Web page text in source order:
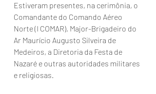
Estiveram presentes, na cerimônia, o
Comandante do Comando Aéreo
Norte (I COMAR), Major-Brigadeiro do
Ar Maurício Augusto Silveira de
Medeiros, a Diretoria da Festa de
Nazaré e outras autoridades militares
e religiosas.